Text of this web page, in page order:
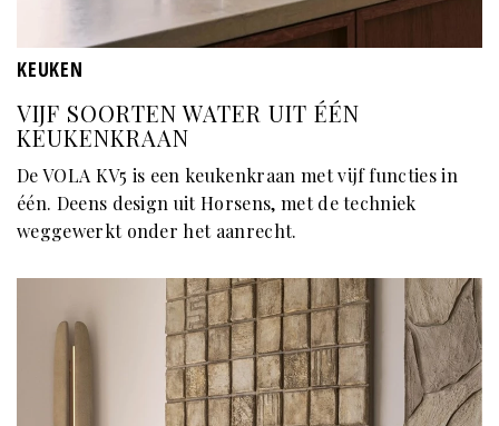
KEUKEN
VIJF SOORTEN WATER UIT ÉÉN
KEUKENKRAAN
De VOLA KV5 is een keukenkraan met vijf functies in
één. Deens design uit Horsens, met de techniek
weggewerkt onder het aanrecht.